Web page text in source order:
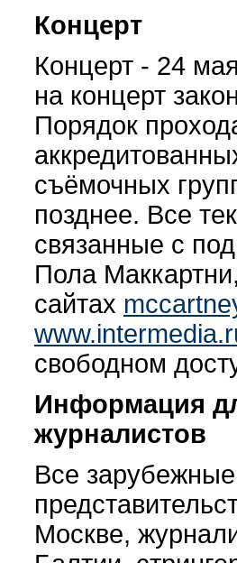
Концерт
Концерт - 24
на концерт
Порядок
съёмочных
позднее. Все
связанные с
Пола
сайтах
свободном
Информация
журналистов
Все
Москве,